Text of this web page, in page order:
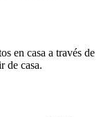
en casa a través de
de casa.